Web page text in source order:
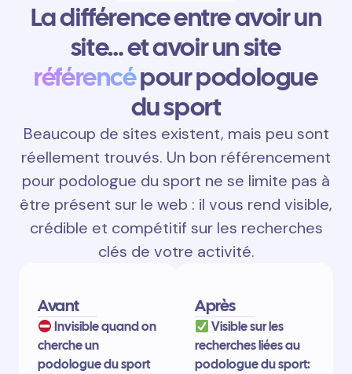
La différence entre avoir un
site… et avoir un site
référencépour podologue
du sport
Beaucoup de sites existent, mais peu sont
réellement trouvés. Un bon référencement
pour podologue du sport ne se limite pas à
être présent sur le web : il vous rend visible,
crédible et compétitif sur les recherches
clés de votre activité.
Avant
Invisible quand on
cherche un
podologue du sport
Après
Visible sur les
recherches liées au
podologue du sport: